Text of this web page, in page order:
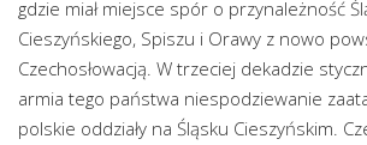
gdzie miał miejsce spór o przynależność
Cieszyńskiego, Spiszu i Orawy z nowo
Czechosłowacją. W trzeciej dekadzie
armia tego państwa niespodziewanie
polskie oddziały na Śląsku Cieszyńskim.